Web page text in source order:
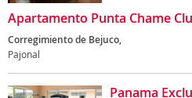
Apartamento Punta Chame
Corregimiento de Bejuco,
Pajonal
Panama